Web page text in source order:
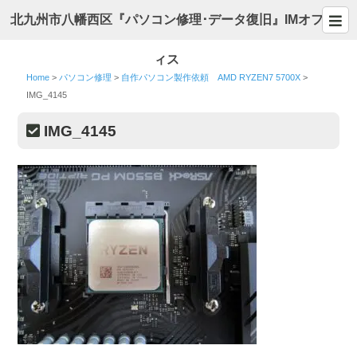
北九州市八幡西区『パソコン修理･データ復旧』IMオフ
ィス
Home > パソコン修理 > 自作パソコン製作依頼 AMD RYZEN7 5700X >
IMG_4145
IMG_4145